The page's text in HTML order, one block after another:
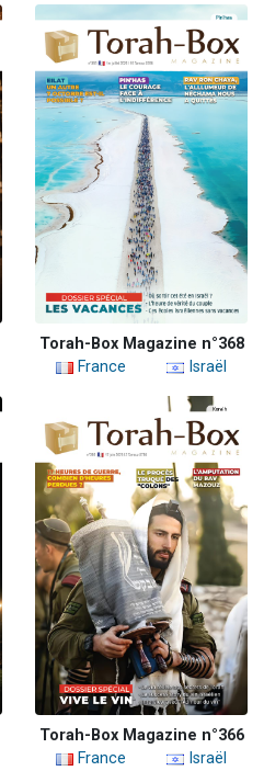
Torah-Box Magazine n°368
France
Israël
Torah-Box Magazine n°366
France
Israël